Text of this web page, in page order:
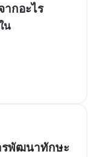
กอะไร
น
รพัฒนาทักษะ